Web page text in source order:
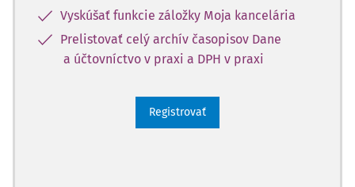
Vyskúšať funkcie záložky Moja kancelária
Prelistovať celý archív časopisov Dane
a účtovníctvo v praxi a DPH v praxi
Registrovať